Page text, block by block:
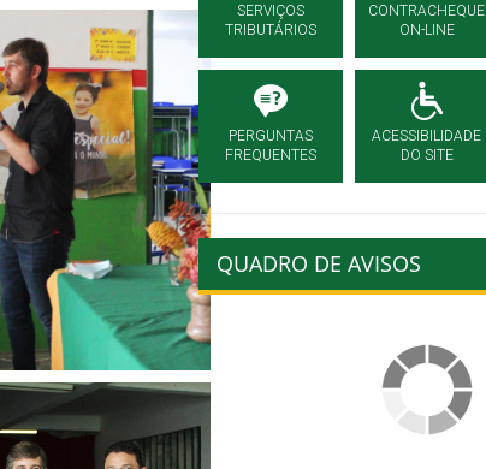
SERVIÇOS
TRIBUTÁRIOS
CONTRACHEQUE
ON-LINE
PERGUNTAS
FREQUENTES
ACESSIBILIDADE
DO SITE
QUADRO DE AVISOS